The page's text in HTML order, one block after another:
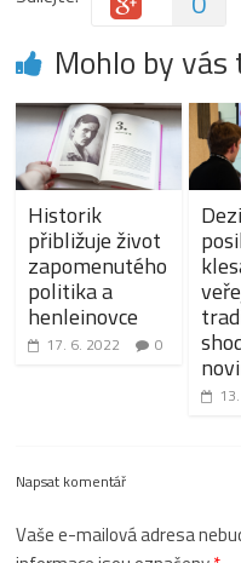
Mohlo by
Historik
přibližuje život
zapomenutého
politika a
henleinovce
17. 6. 2022 0
Napsat komentář
Vaše e-mailová adresa